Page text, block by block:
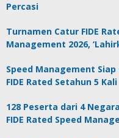
Percasi
Turnamen Catur FIDE
Management 2026,
Speed Management
FIDE Rated Setahun 5 Kali
128 Peserta dari 4
FIDE Rated Speed